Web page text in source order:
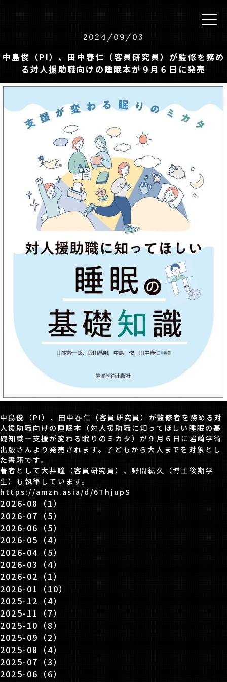
2024 /09 /03
中島俊（PI）、田中春仁（客員研究員）が監修を務め
る対人援助職向けの睡眠本が９月６日に発売
中島俊（PI）、田中春仁（客員研究員）が監修者を務める対
人援助職向けの睡眠本（対人援助職に知ってほしい睡眠の基
礎知識―支援が変わる眠りのミカタ）が９月６日に岩崎学術
出版さんより発売されます。子どもから大人までを対象とし
た書籍です。
著者として大井瞳（客員研究員）、野間紘久（博士後期学
生）も執筆しています。
https://amzn.asia/d/6ThjupS
2026-08（1）
2026-07（5）
2026-06（5）
2026-05（4）
2026-04（5）
2026-03（4）
2026-02（1）
2026-01（10）
2025-12（4）
2025-11（7）
2025-10（8）
2025-09（2）
2025-08（4）
2025-07（3）
2025-06（6）